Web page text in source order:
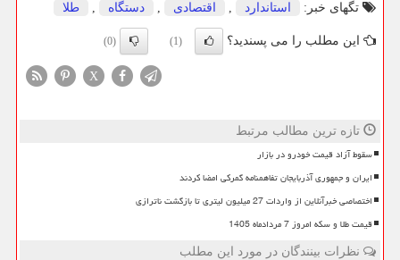
تگهای خبر:
استاندارد , اقتصادی , دستگاه , طلا
این مطلب را می پسندید؟ (1)
(0)
X
تازه ترین مطالب مرتبط
سقوط آزاد قیمت خودرو در بازار
ایران و جمهوری آذربایجان تفاهمنامه گمرکی امضا کردند
اختصاصی خبرآنلاین از واردات 27 میلیون لیتری تا بازگشت ناترازی
قیمت طلا و سکه امروز 7 مردادماه 1405
نظرات بینندگان در مورد این مطلب